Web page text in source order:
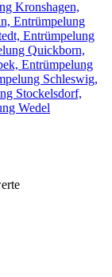
Kronshagen,
Entrümpelung
Entrümpelung
Quickborn,
Entrümpelung
Schleswig,
Stockelsdorf,
Wedel